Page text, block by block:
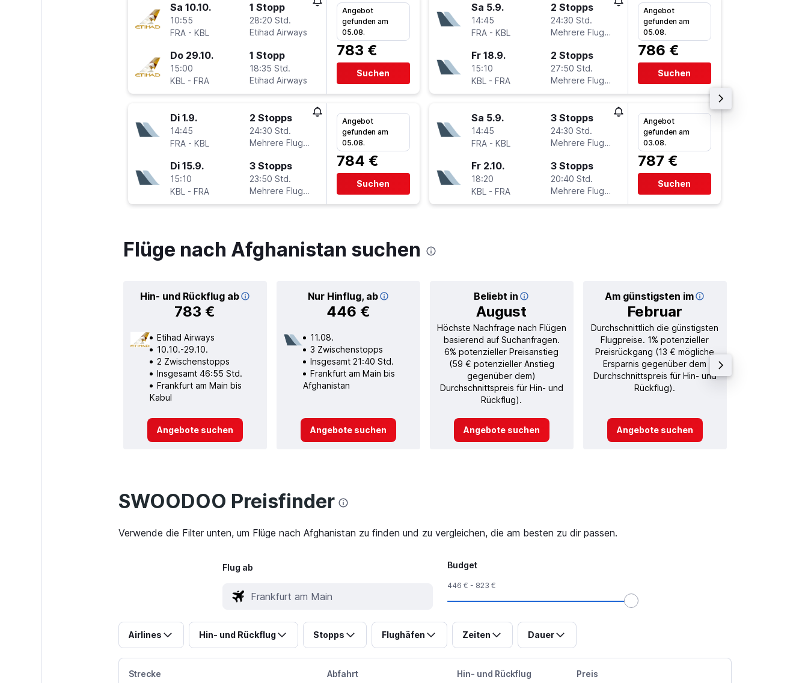
Sa 10.10.
10:55
FRA - KBL
1 Stopp
28:20 Std.
Etihad Airways
Do 29.10.
15:00
KBL - FRA
1 Stopp
18:35 Std.
Etihad Airways
Angebot
gefunden am
05.08.
783 €
Suchen
Di 1.9.
14:45
FRA - KBL
2 Stopps
24:30 Std.
Mehrere Fluglinien
Di 15.9.
15:10
KBL - FRA
3 Stopps
23:50 Std.
Mehrere Fluglinien
Angebot
gefunden am
05.08.
784 €
Suchen
Sa 5.9.
14:45
FRA - KBL
2 Stopps
24:30 Std.
Mehrere Fluglinien
Fr 18.9.
15:10
KBL - FRA
2 Stopps
27:50 Std.
Mehrere Fluglinien
Angebot
gefunden am
05.08.
786 €
Suchen
Sa 5.9.
14:45
FRA - KBL
3 Stopps
24:30 Std.
Mehrere Fluglinien
Fr 2.10.
18:20
KBL - FRA
3 Stopps
20:40 Std.
Mehrere Fluglinien
Angebot
gefunden am
03.08.
787 €
Suchen
Flüge nach Afghanistan suchen
Hin- und Rückflug ab
783 €
Nur Hinflug, ab
446 €
Beliebt in
August
Am günstigsten im
Februar
Etihad Airways
10.10.-29.10.
2 Zwischenstopps
Insgesamt 46:55 Std.
Frankfurt am Main bis
Kabul
Angebote suchen
11.08.
3 Zwischenstopps
Insgesamt 21:40 Std.
Frankfurt am Main bis
Afghanistan
Angebote suchen
Höchste Nachfrage nach Flügen
basierend auf Suchanfragen.
6% potenzieller Preisanstieg
(59 € potenzieller Anstieg
gegenüber dem)
Durchschnittspreis für Hin- und
Rückflug).
Angebote suchen
Durchschnittlich die günstigsten
Flugpreise. 1% potenzieller
Preisrückgang (13 € mögliche
Ersparnis gegenüber dem
Durchschnittspreis für Hin- und
Rückflug).
Angebote suchen
SWOODOO Preisfinder
Verwende die Filter unten, um Flüge nach Afghanistan zu finden und zu vergleichen, die am besten zu dir passen.
Flug ab Budget
446 € - 823 €
Airlines Hin- und Rückflug Stopps Flughäfen Zeiten Dauer
Strecke Abfahrt Hin- und Rückflug Preis